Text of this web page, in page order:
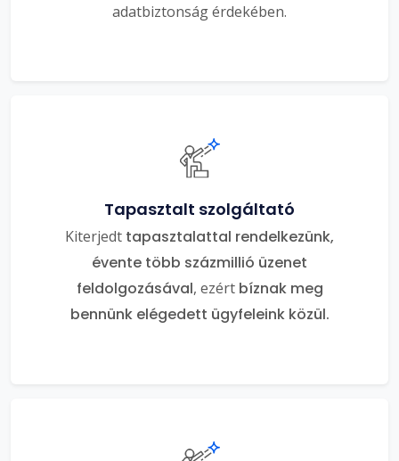
adatbiztonság érdekében.
Tapasztalt szolgáltató
Kiterjedt tapasztalattal rendelkezünk,
évente több százmillió üzenet
feldolgozásával, ezért bíznak meg
bennünk elégedett ügyfeleink közül.